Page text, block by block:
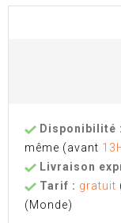
Disponibilité :
même (avant
Livraison
Tarif : gratuit
(Monde)